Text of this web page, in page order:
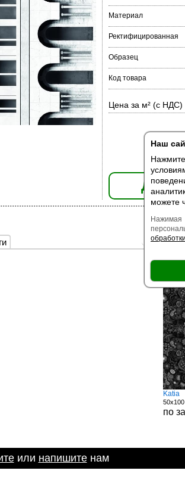
Наш
можете
Материал
Ректифицированная
Образец
Код товара
Цена за м² (с НДС)
Есть
Katia
по
или напишитенам